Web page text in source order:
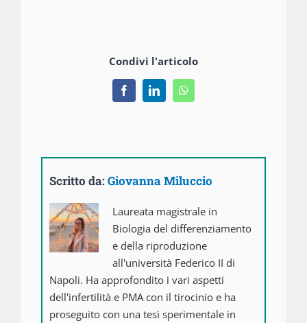
Condivi l'articolo
FacebookLinkedInWhatsApp
Scritto da:Giovanna Miluccio
Laureata magistrale in
Biologia del differenziamento
e della riproduzione
all'università Federico II di
Napoli. Ha approfondito i vari aspetti
dell'infertilità e PMA con il tirocinio e ha
proseguito con una tesi sperimentale in